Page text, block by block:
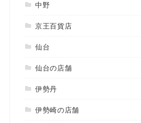
中野
京王百貨店
仙台
仙台の店舗
伊勢丹
伊勢崎の店舗